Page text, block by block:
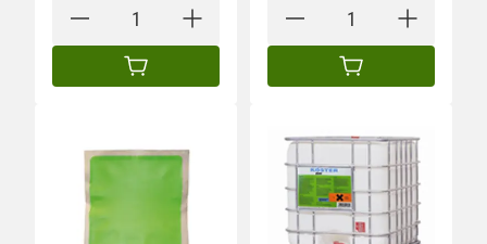
IN DEN WARENKORB IN DEN WARENKORB